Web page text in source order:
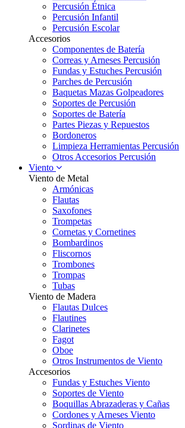
Percusión Étnica
Percusión Infantil
Percusión Escolar
Accesorios
Componentes de Batería
Correas y Arneses Percusión
Fundas y Estuches Percusión
Parches de Percusión
Baquetas Mazas Golpeadores
Soportes de Percusión
Soportes de Batería
Partes Piezas y Repuestos
Bordoneros
Limpieza Herramientas Percusión
Otros Accesorios Percusión
Viento
Viento de Metal
Armónicas
Flautas
Saxofones
Trompetas
Cornetas y Cornetines
Bombardinos
Fliscornos
Trombones
Trompas
Tubas
Viento de Madera
Flautas Dulces
Flautines
Clarinetes
Fagot
Oboe
Otros Instrumentos de Viento
Accesorios
Fundas y Estuches Viento
Soportes de Viento
Boquillas Abrazaderas y Cañas
Cordones y Arneses Viento
Sordinas de Viento